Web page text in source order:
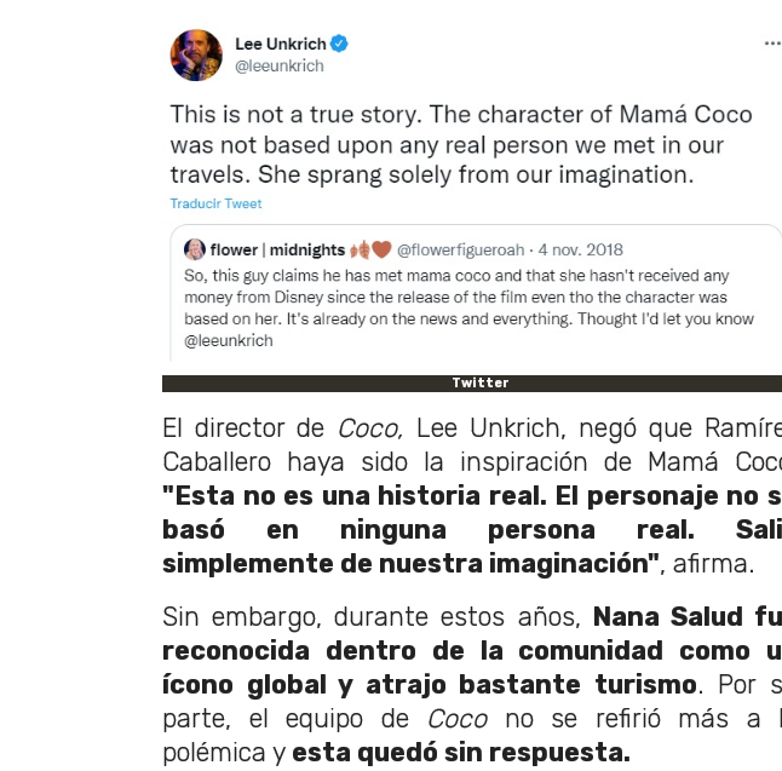
Twitter
El director de Coco, Lee Unkrich, negó que
Caballero haya sido la inspiración de Mamá
"Esta no es una historia real. El personaje no
basó en ninguna persona real.
simplemente de nuestra imaginación", afirma.
Sin embargo, durante estos años, Nana Salud
reconocida dentro de la comunidad como
ícono global y atrajo bastante turismo. Por
parte, el equipo de Coco no se refirió más a
polémica y esta quedó sin respuesta.